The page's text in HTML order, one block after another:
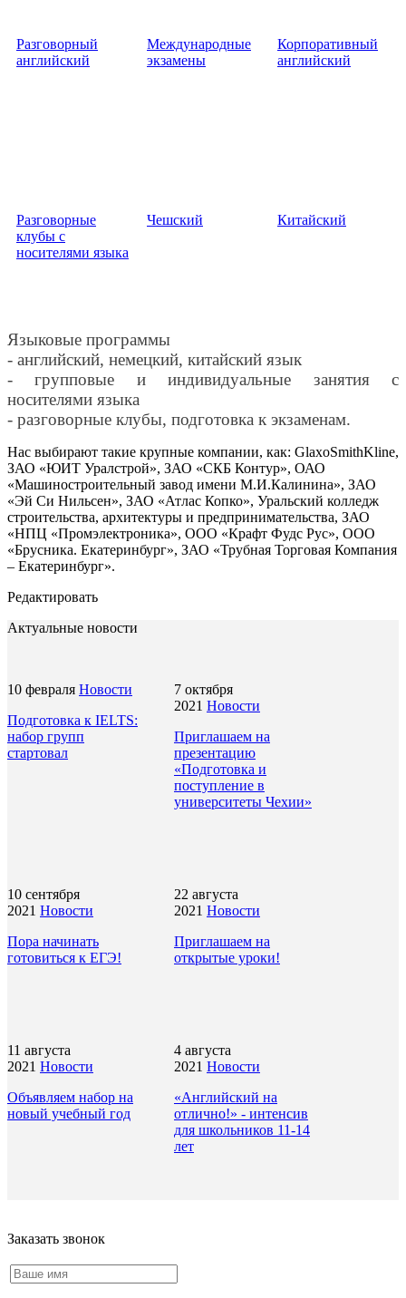
Разговорный
английский
Международные
экзамены
Корпоративный
английский
Разговорные
клубы с
носителями языка
Чешский Китайский
Языковые программы
- английский, немецкий, китайский язык
- групповые и индивидуальные занятия с
носителями языка
- разговорные клубы, подготовка к экзаменам.
Нас выбирают такие крупные компании, как: GlaxoSmithKline,
ЗАО «ЮИТ Уралстрой», ЗАО «СКБ Контур», ОАО
«Машиностроительный завод имени М.И.Калинина», ЗАО
«Эй Си Нильсен», ЗАО «Атлас Копко», Уральский колледж
строительства, архитектуры и предпринимательства, ЗАО
«НПЦ «Промэлектроника», ООО «Крафт Фудс Рус», ООО
«Брусника. Екатеринбург», ЗАО «Трубная Торговая Компания
– Екатеринбург».
Редактировать
Актуальные новости
10 февраля Новости
Подготовка к IELTS:
набор групп
стартовал
7 октября
2021 Новости
Приглашаем на
презентацию
«Подготовка и
поступление в
университеты Чехии»
10 сентября
2021 Новости
Пора начинать
готовиться к ЕГЭ!
22 августа
2021 Новости
Приглашаем на
открытые уроки!
11 августа
2021 Новости
Объявляем набор на
новый учебный год
4 августа
2021 Новости
«Английский на
отлично!» - интенсив
для школьников 11-14
лет
Заказать звонок